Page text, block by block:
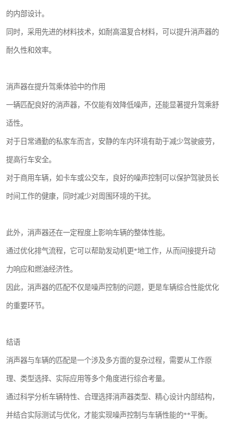
的内部设计。
同时，采用先进的材料技术，如耐高温复合材料，可以提升消声器的
耐久性和效率。
消声器在提升驾乘体验中的作用
一辆匹配良好的消声器，不仅能有效降低噪声，还能显著提升驾乘舒
适性。
对于日常通勤的私家车而言，安静的车内环境有助于减少驾驶疲劳，
提高行车安全。
对于商用车辆，如卡车或公交车，良好的噪声控制可以保护驾驶员长
时间工作的健康，同时减少对周围环境的干扰。
此外，消声器还在一定程度上影响车辆的整体性能。
通过优化排气流程，它可以帮助发动机更*地工作，从而间接提升动
力响应和燃油经济性。
因此，消声器的匹配不仅是噪声控制的问题，更是车辆综合性能优化
的重要环节。
结语
消声器与车辆的匹配是一个涉及多方面的复杂过程，需要从工作原
理、类型选择、实际应用等多个角度进行综合考量。
通过科学分析车辆特性、合理选择消声器类型、精心设计内部结构，
并结合实际测试与优化，才能实现噪声控制与车辆性能的**平衡。